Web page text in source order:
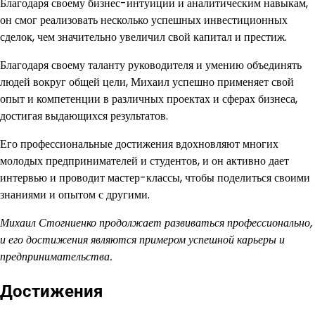
он смог реализовать несколько успешных инвестиционных
сделок, чем значительно увеличил свой капитал и престиж.
Благодаря своему таланту руководителя и умению объединять
людей вокруг общей цели, Михаил успешно применяет свой
опыт и компетенции в различных проектах и сферах бизнеса,
достигая выдающихся результатов.
Его профессиональные достижения вдохновляют многих
молодых предпринимателей и студентов, и он активно дает
интервью и проводит мастер-классы, чтобы поделиться своими
знаниями и опытом с другими.
Михаил Стогниенко продолжает развиваться профессионально,
и его достижения являются примером успешной карьеры и
предпринимательства.
Достижения